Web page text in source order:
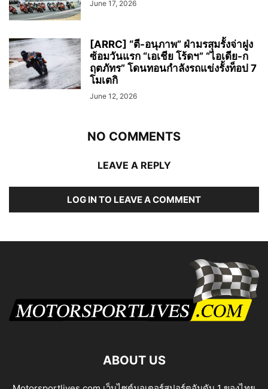
June 17, 2026
[ARRC] “ตี-อนุภาพ” ฝ่ามรสุมรั้งจ่าฝูง
ซ้อมวันแรก “เอเชีย โร้ดฯ” “ไอเดีย-ก
ฤตภัทร” โดนทอนกำลังรถแข่งรั้งท็อป 7
โมเตกิ
June 12, 2026
NO COMMENTS
LEAVE A REPLY
LOG IN TO LEAVE A COMMENT
ABOUT US